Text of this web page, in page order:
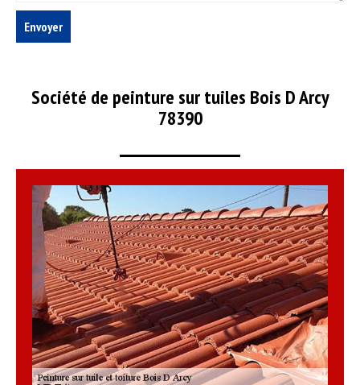
Société de peinture sur tuiles Bois D Arcy
78390